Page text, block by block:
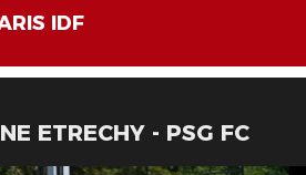
IDF
ETRECHY - PSG FC